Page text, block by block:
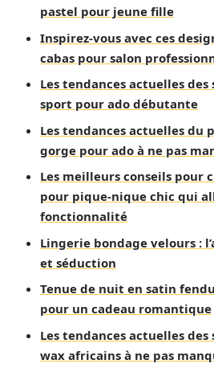
pastel pour jeune fille
Inspirez-vous avec ces
cabas pour salon
Les tendances actuelles
sport pour ado débutante
Les tendances actuelles du
gorge pour ado à ne pas
Les meilleurs conseils pour
pour pique-nique chic qui
fonctionnalité
Lingerie bondage velours :
et séduction
Tenue de nuit en satin
pour un cadeau romantique
Les tendances actuelles des
wax africains à ne pas